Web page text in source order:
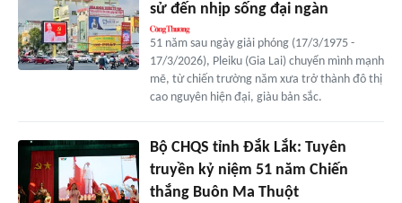
sử đến nhịp sống đại ngàn
51 năm sau ngày giải phóng (17/3/1975 -
17/3/2026), Pleiku (Gia Lai) chuyển mình mạnh
mẽ, từ chiến trường năm xưa trở thành đô thị
cao nguyên hiện đại, giàu bản sắc.
Bộ CHQS tỉnh Đắk Lắk: Tuyên
truyền kỷ niệm 51 năm Chiến
thắng Buôn Ma Thuột